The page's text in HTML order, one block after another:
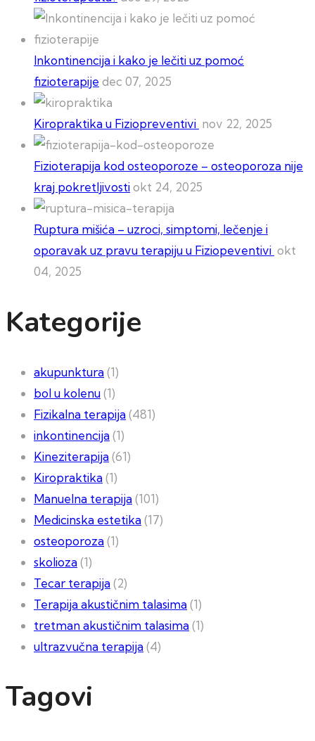
Inkontinencija i kako je lečiti uz pomoć
fizioterapije dec 07, 2025
Kiropraktika u Fiziopreventivi nov 22, 2025
Fizioterapija kod osteoporoze – osteoporoza nije
kraj pokretljivostiokt 24, 2025
Ruptura mišića – uzroci, simptomi, lečenje i
oporavak uz pravu terapiju u Fiziopeventivi okt
04, 2025
Kategorije
akupunktura(1)
bol u kolenu(1)
Fizikalna terapija(481)
inkontinencija(1)
Kineziterapija(61)
Kiropraktika(1)
Manuelna terapija(101)
Medicinska estetika(17)
osteoporoza(1)
skolioza(1)
Tecar terapija(2)
Terapija akustičnim talasima(1)
tretman akustičnim talasima(1)
ultrazvučna terapija(4)
Tagovi